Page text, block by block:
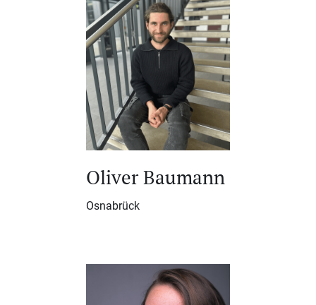
Oliver Baumann
Osnabrück